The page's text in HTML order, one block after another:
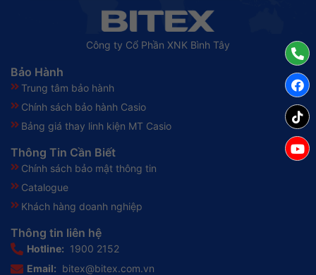
Công ty Cổ Phần XNK Bình Tây
Bảo Hành
Trung tâm bảo hành
Chính sách bảo hành Casio
Bảng giá thay linh kiện MT Casio
Thông Tin Cần Biết
Chính sách bảo mật thông tin
Catalogue
Khách hàng doanh nghiệp
Thông tin liên hệ
Hotline: 1900 2152
Email: bitex@bitex.com.vn